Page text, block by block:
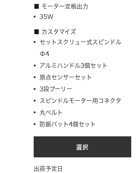
■ モーター定格出力
35W
■ カスタマイズ
セットスクリュー式スピンドル
Φ4
アルミハンドル3個セット
原点センサーセット
3段プーリー
スピンドルモーター用コネクタ
丸ベルト
防振パット4個セット
選択
出荷予定日